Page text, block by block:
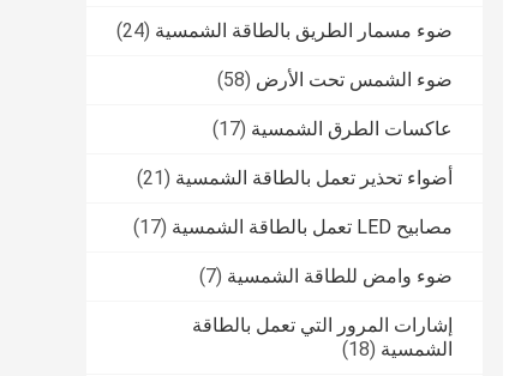
ضوء مسمار الطريق بالطاقة الشمسية (24)
ضوء الشمس تحت الأرض (58)
عاكسات الطرق الشمسية (17)
أضواء تحذير تعمل بالطاقة الشمسية (21)
مصابيح LED تعمل بالطاقة الشمسية (17)
ضوء وامض للطاقة الشمسية (7)
إشارات المرور التي تعمل بالطاقة
الشمسية (18)